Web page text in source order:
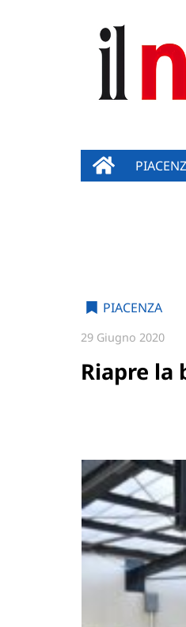
PIACENZA
29 Giugno 2020
Riapre la